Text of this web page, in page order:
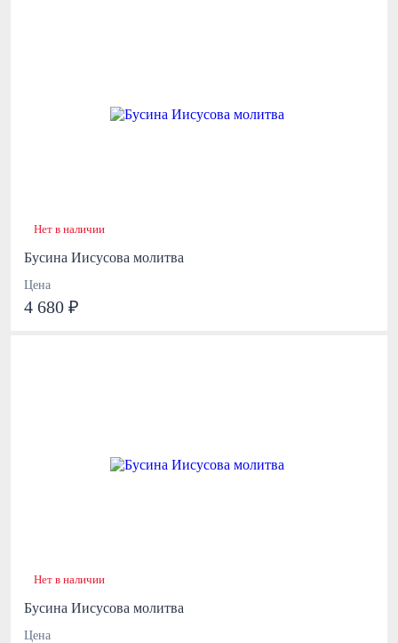
Нет в наличии
Бусина Иисусова молитва
Цена
4 680 ₽
Нет в наличии
Бусина Иисусова молитва
Цена